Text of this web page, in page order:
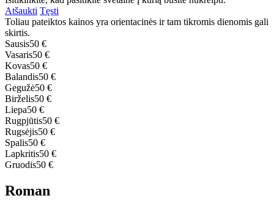
Atšaukti Tęsti
Toliau pateiktos kainos yra orientacinės ir tam tikromis dienomis gali
skirtis.
Sausis50 €
Vasaris50 €
Kovas50 €
Balandis50 €
Gegužė50 €
Birželis50 €
Liepa50 €
Rugpjūtis50 €
Rugsėjis50 €
Spalis50 €
Lapkritis50 €
Gruodis50 €
Roman